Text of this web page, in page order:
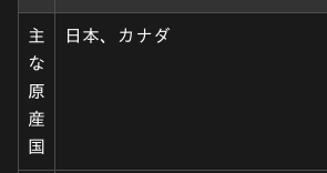
主
な
原
産
国
日本、カナダ